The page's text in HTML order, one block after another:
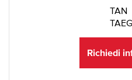
TAN
TAEG
Richiedi